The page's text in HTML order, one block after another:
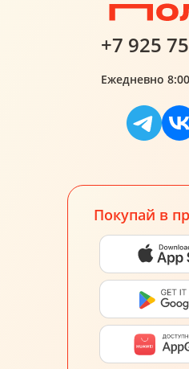
+7 925
Ежедневно
Покупай в